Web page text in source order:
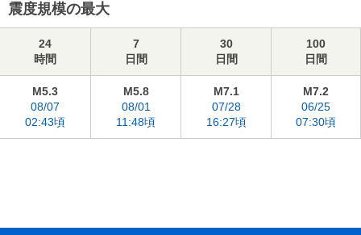
震度規模の最大
24
時間
7
日間
30
日間
100
日間
M5.3
08/07
02:43頃
M5.8
08/01
11:48頃
M7.1
07/28
16:27頃
M7.2
06/25
07:30頃